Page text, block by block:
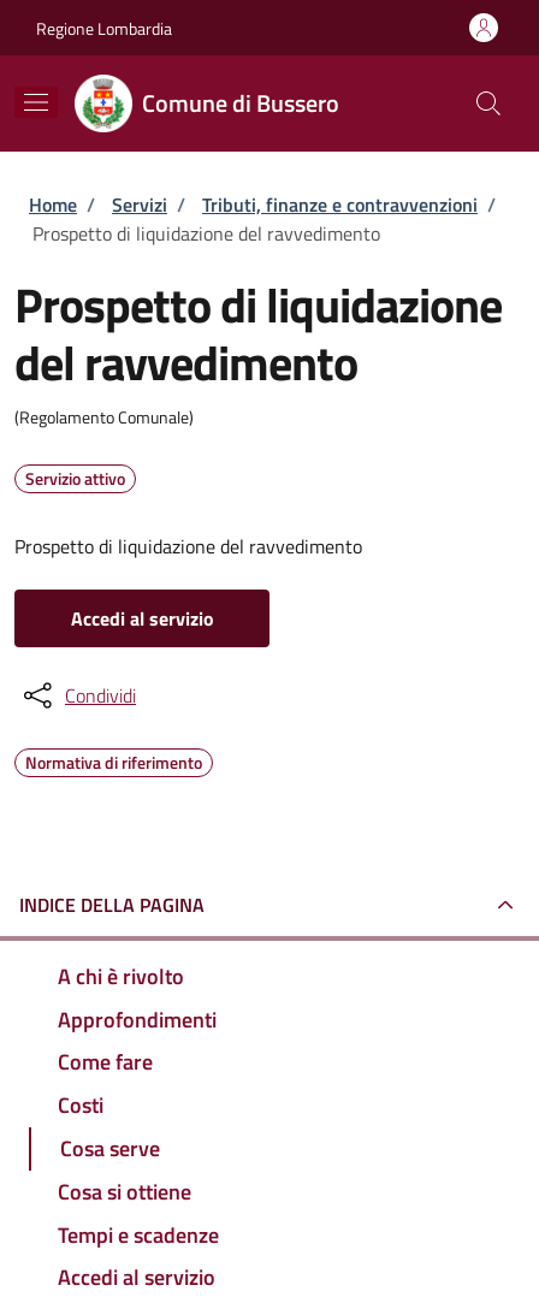
Regione Lombardia
Comune di Bussero
Briciole di pane
Home / Servizi / Tributi, finanze e contravvenzioni /
Prospetto di liquidazione del ravvedimento
Prospetto di liquidazione
del ravvedimento
(Regolamento Comunale)
Servizio attivo
Prospetto di liquidazione del ravvedimento
Accedi al servizio
Condividi
Normativa di riferimento
INDICE DELLA PAGINA
A chi è rivolto
Approfondimenti
Come fare
Costi
Cosa serve
Cosa si ottiene
Tempi e scadenze
Accedi al servizio